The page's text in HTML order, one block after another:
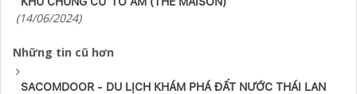
(14/06/2024)
Những tin cũ hơn
SACOMDOOR - DU LỊCH KHÁM PHÁ ĐẤT NƯỚC THÁI LAN